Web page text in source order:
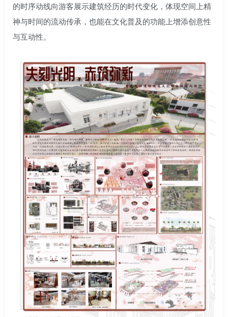
的时序动线向游客展示建筑经历的时代变化，体现空间上精
神与时间的流动传承，也能在文化普及的功能上增添创意性
与互动性。